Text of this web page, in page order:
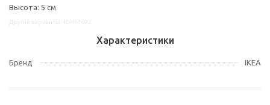
Высота: 5 см
Характеристики
Бренд IKEA